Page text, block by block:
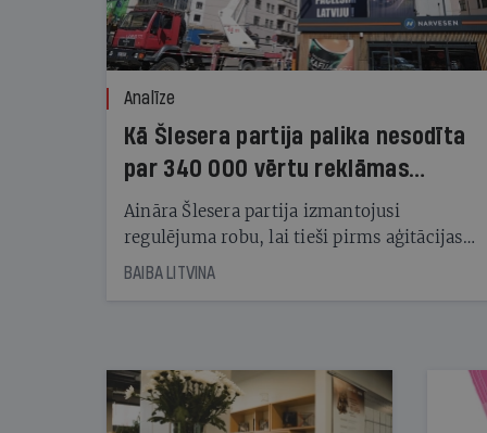
Analīze
Kā Šlesera partija palika nesodīta
par 340 000 vērtu reklāmas
kampaņu
Aināra Šlesera partija izmantojusi
regulējuma robu, lai tieši pirms aģitācijas
starta izreklamētos par summu, kas
BAIBA LITVINA